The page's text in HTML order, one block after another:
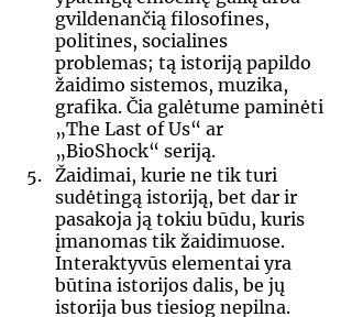
gvildenančią filosofines,
politines, socialines
problemas; tą istoriją papildo
žaidimo sistemos, muzika,
grafika. Čia galėtume paminėti
„The Last of Us“ ar
„BioShock“ seriją.
Žaidimai, kurie ne tik turi
sudėtingą istoriją, bet dar ir
pasakoja ją tokiu būdu, kuris
įmanomas tik žaidimuose.
Interaktyvūs elementai yra
būtina istorijos dalis, be jų
istorija bus tiesiog nepilna.